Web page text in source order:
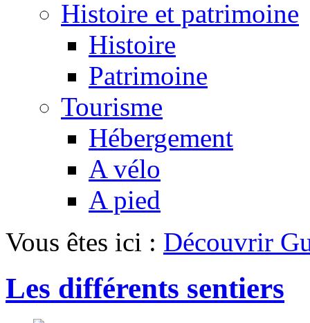
Histoire et patrimoine
Histoire
Patrimoine
Tourisme
Hébergement
A vélo
A pied
Vous êtes ici : Découvrir
Les différents sentiers